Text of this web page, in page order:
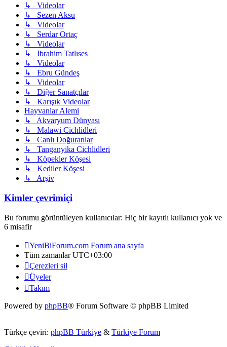
↳ Videolar
↳ Sezen Aksu
↳ Videolar
↳ Serdar Ortaç
↳ Videolar
↳ Ibrahim Tatlıses
↳ Videolar
↳ Ebru Gündeş
↳ Videolar
↳ Diğer Sanatçılar
↳ Karışık Videolar
Hayvanlar Alemi
↳ Akvaryum Dünyası
↳ Malawi Cichlidleri
↳ Canlı Doğuranlar
↳ Tanganyika Cichlidleri
↳ Köpekler Köşesi
↳ Kediler Köşesi
↳ Arşiv
Kimler çevrimiçi
Bu forumu görüntüleyen kullanıcılar: Hiç bir kayıtlı kullanıcı yok ve
6 misafir
YeniBiForum.com Forum ana sayfa
Tüm zamanlarUTC+03:00
Çerezleri sil
Üyeler
Takım
Powered by phpBB® Forum Software © phpBB Limited
Türkçe çeviri: phpBB Türkiye & Türkiye Forum